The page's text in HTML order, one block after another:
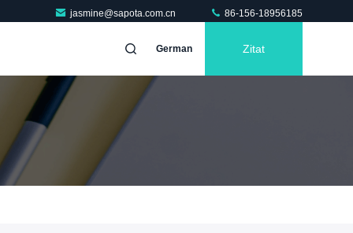
jasmine@sapota.com.cn 86-156-18956185
German Zitat